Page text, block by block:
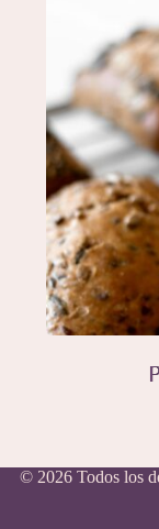
© 2026 Todos los